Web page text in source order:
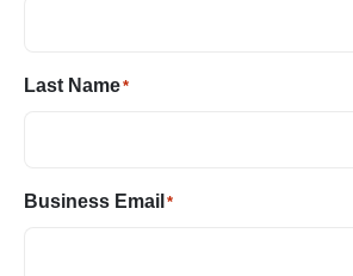
Last Name*
Business Email *